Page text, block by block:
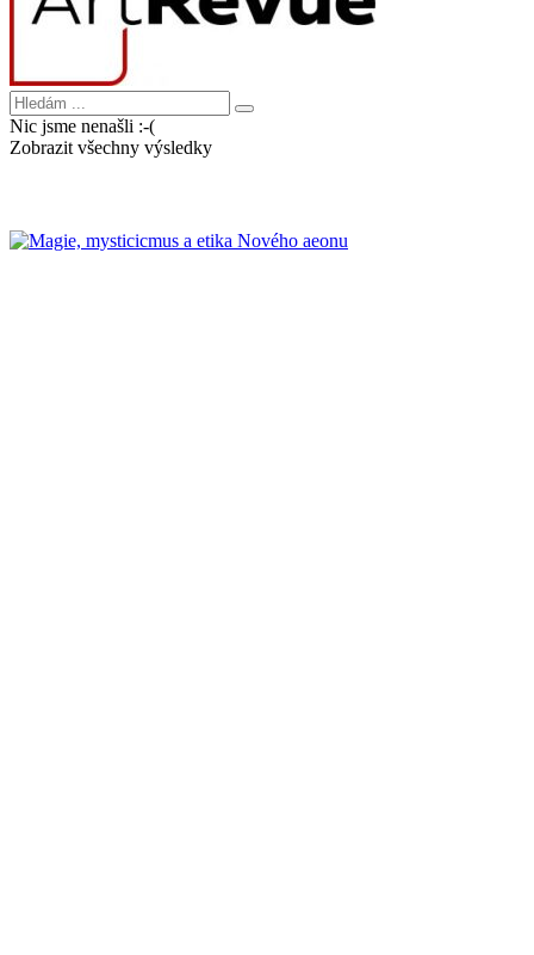
Nic jsme nenašli :-(
Zobrazit všechny výsledky